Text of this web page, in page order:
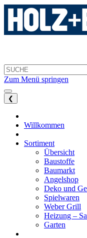
Zum Menü springen
❮
Willkommen
Sortiment
Übersicht
Baustoffe
Baumarkt
Angelshop
Deko und
Spielwaren
Weber Grill
Heizung –
Garten